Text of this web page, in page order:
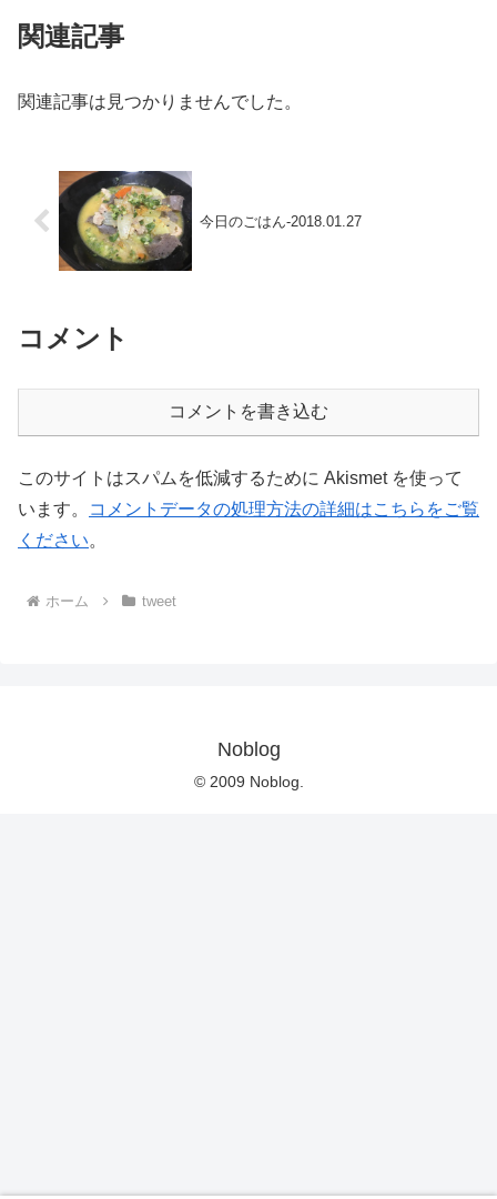
関連記事
関連記事は見つかりませんでした。
今日のごはん-2018.01.27
コメント
コメントを書き込む
このサイトはスパムを低減するために Akismet を使って
います。
コメントデータの処理方法の詳細はこちらをご覧
ください。
ホーム tweet
Noblog
© 2009 Noblog.